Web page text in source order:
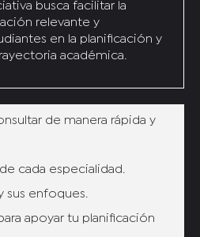
busca facilitar la
relevante y
en la planificación y
académica.
de manera rápida y
cada especialidad.
sus enfoques.
apoyar tu planificación